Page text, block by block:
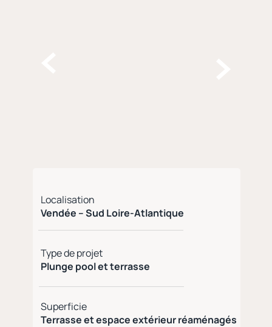
Localisation
Vendée – Sud Loire-Atlantique
Type de projet
Plunge pool et terrasse
Superficie
Terrasse et espace extérieur réaménagés